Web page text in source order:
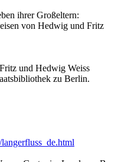
ihrer Großeltern:
von Hedwig und Fritz
und Hedwig Weiss
zu Berlin.